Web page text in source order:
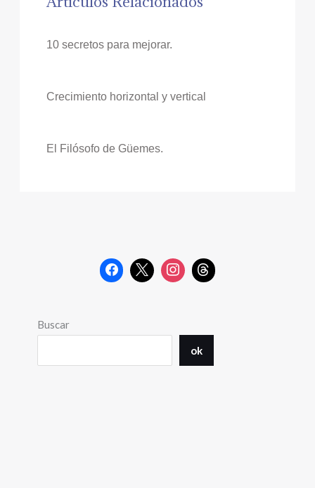
10 secretos para mejorar.
Crecimiento horizontal y vertical
El Filósofo de Güemes.
Buscar
ok